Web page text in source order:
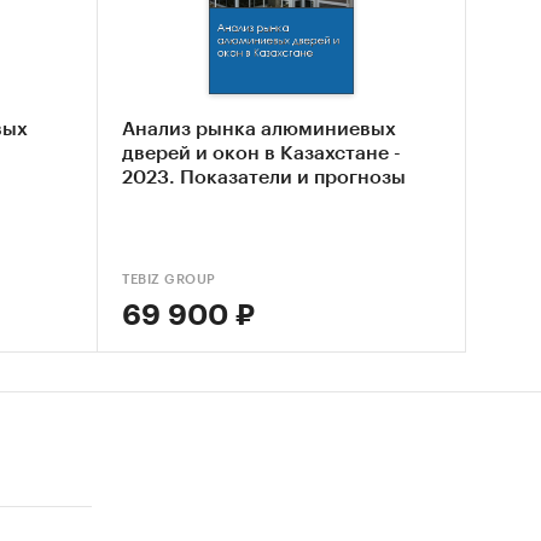
Анализ рынка алюминиевых
дверей и окон в Казахстане -
2023. Показатели и прогнозы
TEBIZ GROUP
69 900 ₽